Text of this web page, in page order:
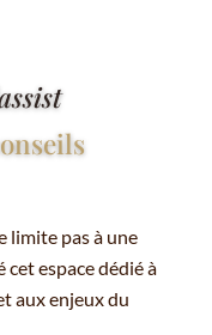
limite pas à une
espace dédié à
aux enjeux du